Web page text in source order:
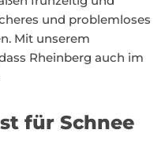
und problemloses
Mit unserem
Rheinberg auch im
für Schnee